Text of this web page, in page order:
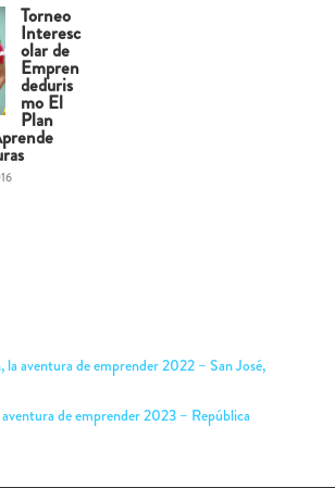
Torneo
Interesc
olar de
Empren
deduris
mo El
Plan
la aventura de emprender 2022 – San José,
de emprender 2023 – República